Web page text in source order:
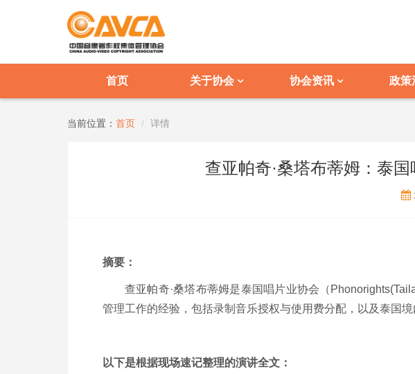
首页 关于协会 协会资讯 政策
当前位置： 首页 详情
查亚帕奇·桑塔布蒂姆：泰
摘要：
查亚帕奇·桑塔布蒂姆是泰国唱片业协会（
管理工作的经验，包括录制音乐授权与使用费分配，以及泰国境
以下是根据现场速记整理的演讲全文：